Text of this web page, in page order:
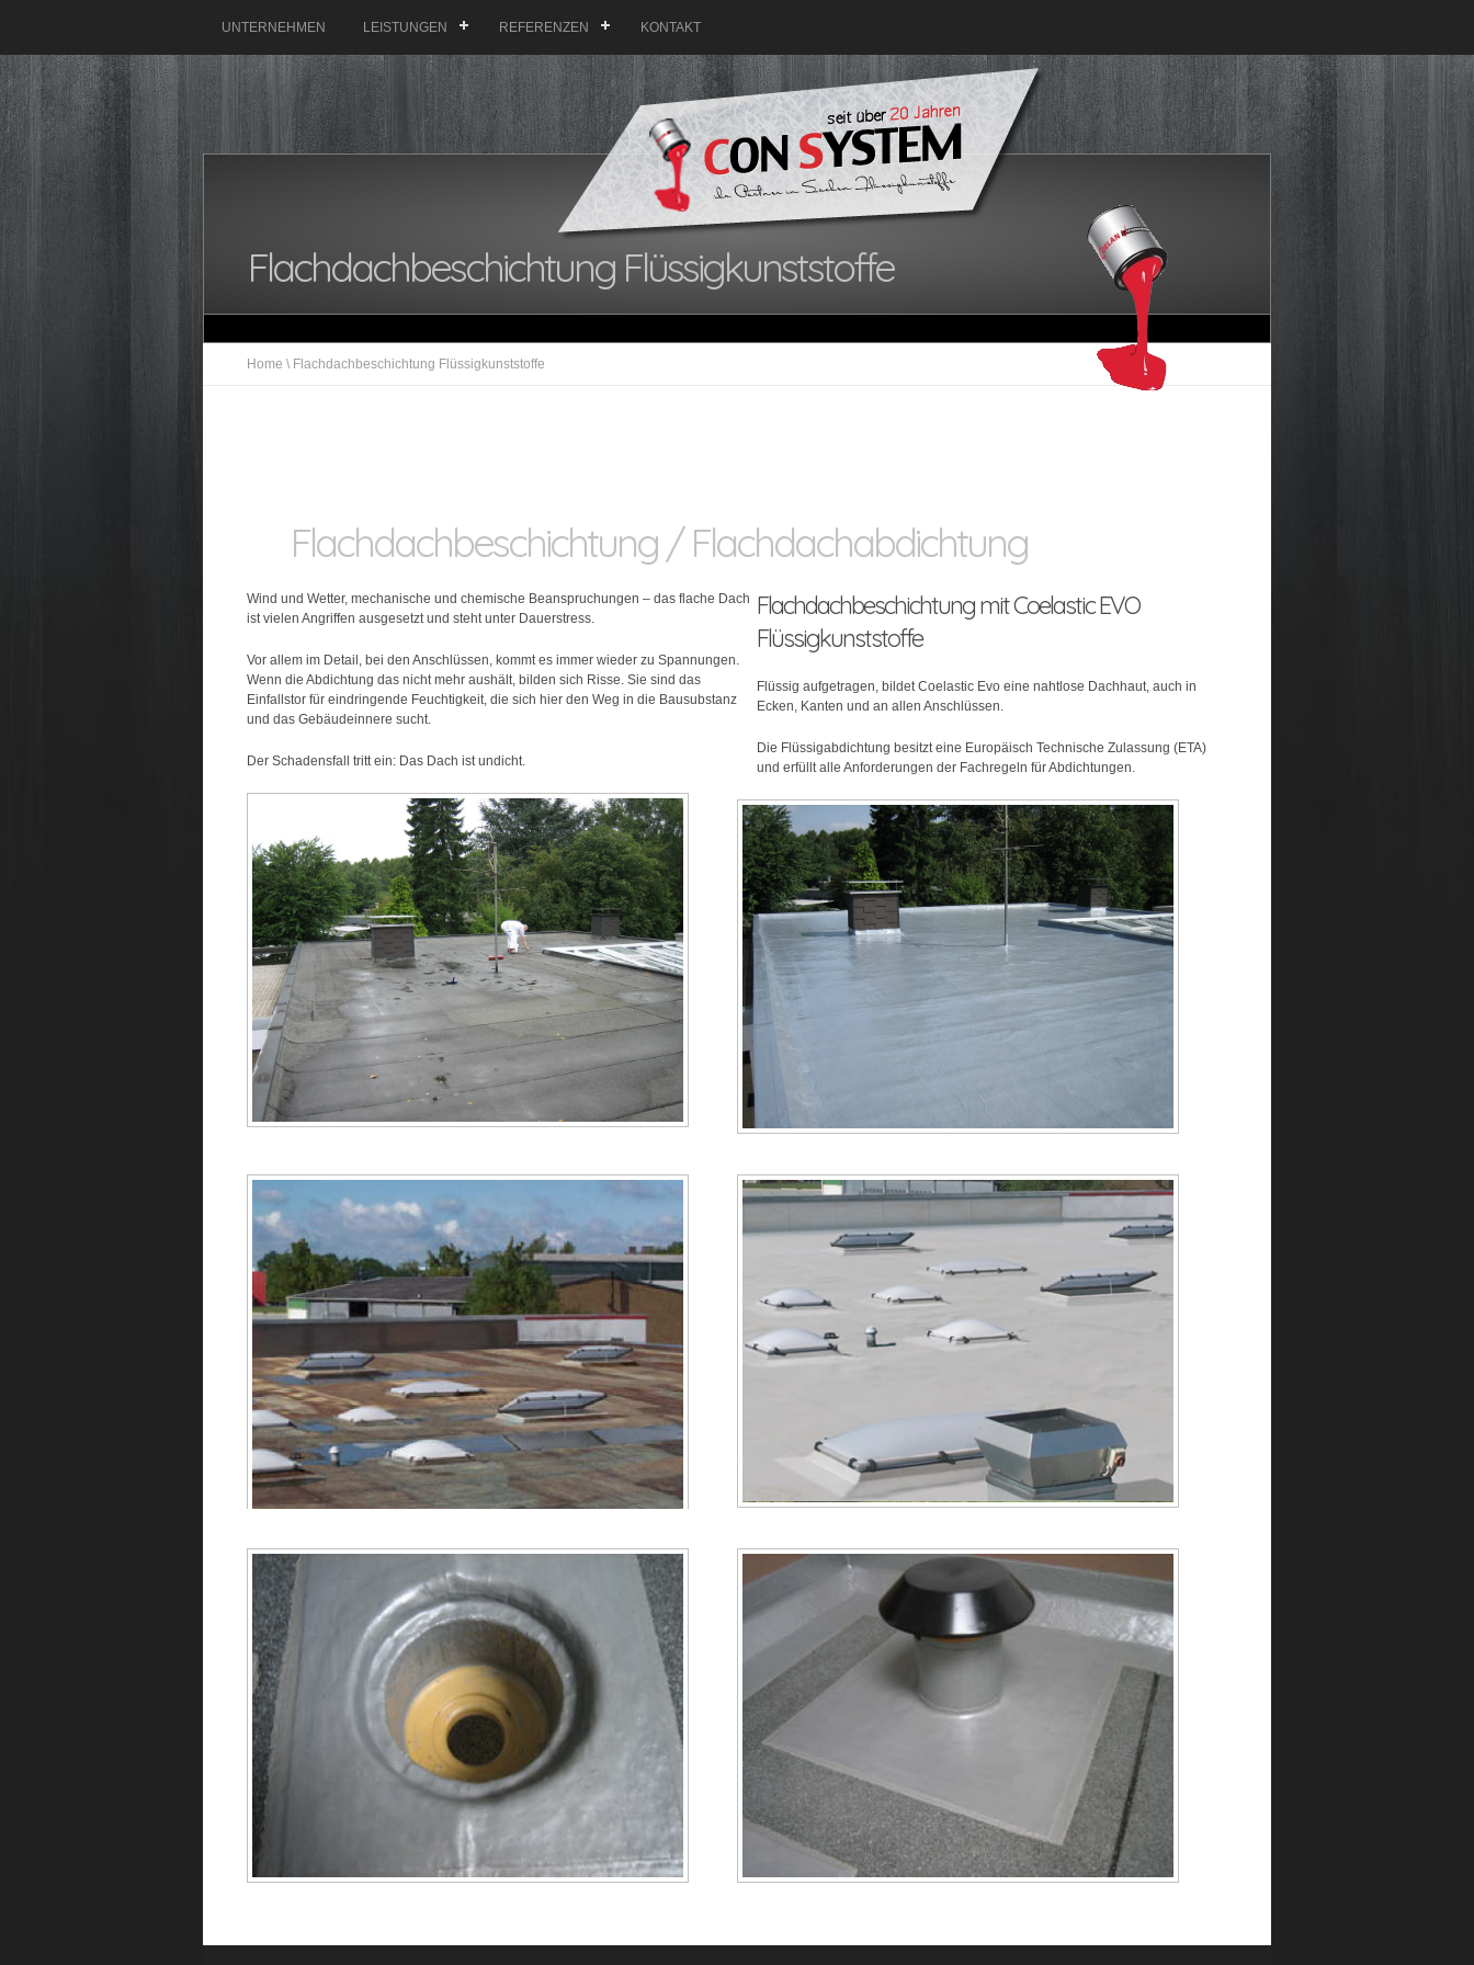
UNTERNEHMEN LEISTUNGEN REFERENZEN KONTAKT
Flachdachbeschichtung Flüssigkunststoffe
Home \ Flachdachbeschichtung Flüssigkunststoffe
Flachdachbeschichtung / Flachdachabdichtung
Flachdachbeschichtung mit Coelastic EVO
Flüssigkunststoffe
Flüssig aufgetragen, bildet Coelastic Evo eine nahtlose Dachhaut, auch in
Ecken, Kanten und an allen Anschlüssen.
Die Flüssigabdichtung besitzt eine Europäisch Technische Zulassung (ETA)
und erfüllt alle Anforderungen der Fachregeln für Abdichtungen.
Wind und Wetter, mechanische und chemische Beanspruchungen – das flache Dach
ist vielen Angriffen ausgesetzt und steht unter Dauerstress.
Vor allem im Detail, bei den Anschlüssen, kommt es immer wieder zu Spannungen.
Wenn die Abdichtung das nicht mehr aushält, bilden sich Risse. Sie sind das
Einfallstor für eindringende Feuchtigkeit, die sich hier den Weg in die Bausubstanz
und das Gebäudeinnere sucht.
Der Schadensfall tritt ein: Das Dach ist undicht.